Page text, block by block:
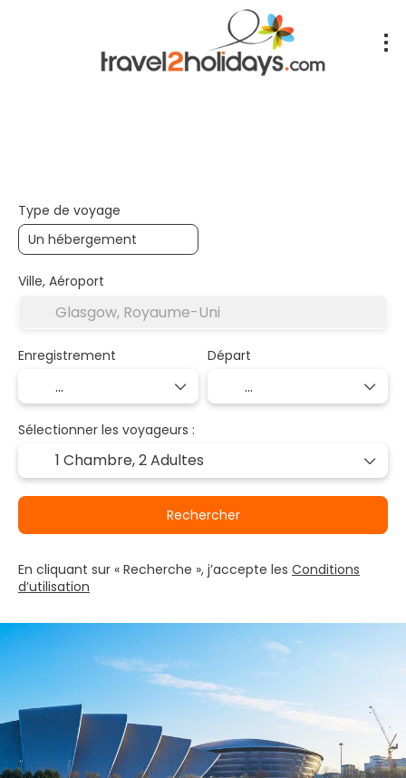
Type de voyage
Ville, Aéroport
Enregistrement Départ
Sélectionner les voyageurs :
1 Chambre,2 Adultes
Rechercher
En cliquant sur « Recherche », j’accepte les Conditions
d’utilisation